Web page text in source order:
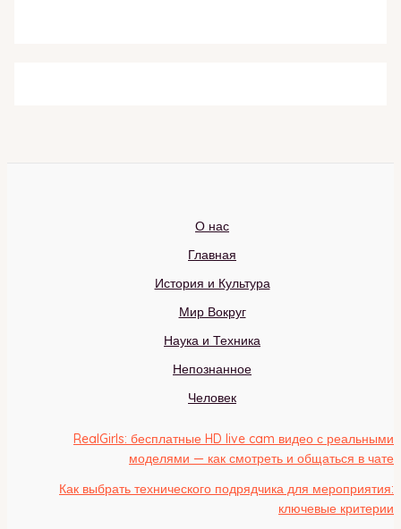
О нас
Главная
История и Культура
Мир Вокруг
Наука и Техника
Непознанное
Человек
RealGirls: бесплатные HD live cam видео с реальными
моделями — как смотреть и общаться в чате
Как выбрать технического подрядчика для мероприятия:
ключевые критерии